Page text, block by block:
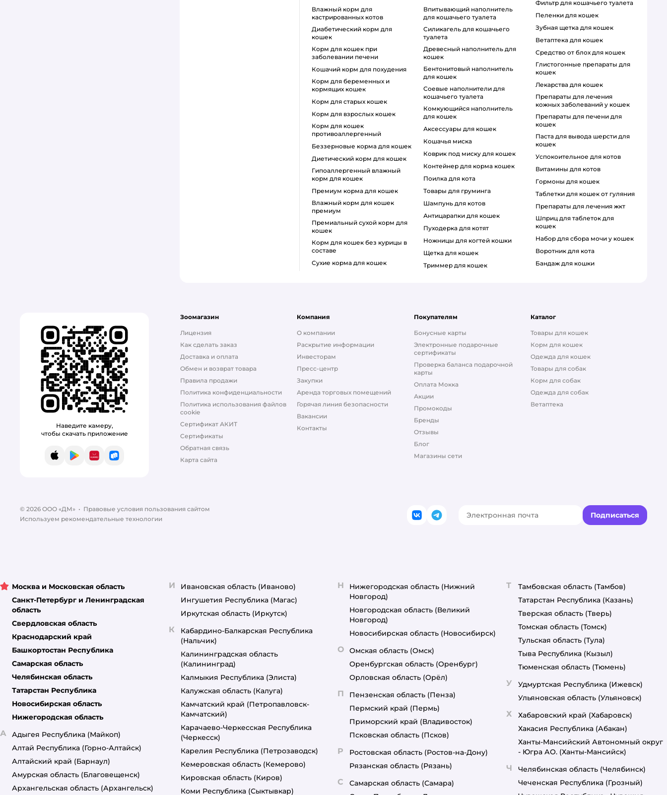
влажный корм для
кастрированных котов
диабетический корм для
кошек
корм для кошек при
заболевании печени
кошачий корм для похудения
корм для беременных и
кормящих кошек
корм для старых кошек
корм для взрослых кошек
корм для кошек
противоаллергенный
беззерновые корма для кошек
диетический корм для кошек
гипоаллергенный влажный
корм для кошек
премиум корма для кошек
влажный корм для кошек
премиум
премиальный сухой корм для
кошек
корм для кошек без курицы в
составе
сухие корма для кошек
впитывающий наполнитель
для кошачьего туалета
силикагель для кошачьего
туалета
древесный наполнитель для
кошек
бентонитовый наполнитель
для кошек
соевые наполнители для
кошачьего туалета
комкующийся наполнитель
для кошек
аксессуары для кошек
кошачья миска
коврик под миску для кошек
контейнер для корма кошек
поилка для кота
товары для груминга
шампунь для котов
антицарапки для кошек
пуходерка для котят
ножницы для когтей кошки
щетка для кошек
триммер для кошек
фильтр для кошачьего туалета
пеленки для кошек
зубная щетка для кошек
ветаптека для кошек
средство от блох для кошек
глистогонные препараты для
кошек
лекарства для кошек
препараты для лечения
кожных заболеваний у кошек
препараты для печени для
кошек
паста для вывода шерсти для
кошек
успокоительное для котов
витамины для котов
гормоны для кошек
таблетки для кошек от гуляния
препараты для лечения жкт
шприц для таблеток для
кошек
набор для сбора мочи у кошек
воротник для кота
бандаж для кошки
Зооник
КОМФИКОТ
Котомото
Котяра
Мурзик
Сибирская кошка
Экософт
Наведите камеру,
чтобы скачать приложение
App StoreGoogle Play
AppGallery
RuStore
Зоомагазин
Лицензия
Как сделать заказ
Доставка и оплата
Обмен и возврат товара
Правила продажи
Политика конфиденциальности
Политика использования файлов
cookie
Сертификат АКИТ
Сертификаты
Обратная связь
Карта сайта
Компания
О компании
Раскрытие информации
Инвесторам
Пресс-центр
Закупки
Аренда торговых помещений
Горячая линия безопасности
Вакансии
Контакты
Покупателям
Бонусные карты
Электронные подарочные
сертификаты
Проверка баланса подарочной
карты
Оплата Мокка
Акции
Промокоды
Бренды
Отзывы
Блог
Магазины сети
Каталог
Товары для кошек
Корм для кошек
Одежда для кошек
Товары для собак
Корм для собак
Одежда для собак
Ветаптека
© 2026 ООО «ДМ» • Правовые условия пользования сайтом
Используем рекомендательные технологии
ВКонтакте
Telegram Подписаться
Москва и Московская область
Санкт-Петербург и Ленинградская
область
Свердловская область
Краснодарский край
Башкортостан Республика
Самарская область
Челябинская область
Татарстан Республика
Новосибирская область
Нижегородская область
А Адыгея Республика (Майкоп)
Алтай Республика (Горно-Алтайск)
Алтайский край (Барнаул)
Амурская область (Благовещенск)
Архангельская область (Архангельск)
И Ивановская область (Иваново)
Ингушетия Республика (Магас)
Иркутская область (Иркутск)
К
Кабардино-Балкарская Республика
(Нальчик)
Калининградская область
(Калининград)
Калмыкия Республика (Элиста)
Калужская область (Калуга)
Камчатский край (Петропавловск-
Камчатский)
Карачаево-Черкесская Республика
(Черкесск)
Карелия Республика (Петрозаводск)
Кемеровская область (Кемерово)
Кировская область (Киров)
Коми Республика (Сыктывкар)
Н Нижегородская область (Нижний
Новгород)
Новгородская область (Великий
Новгород)
Новосибирская область (Новосибирск)
О Омская область (Омск)
Оренбургская область (Оренбург)
Орловская область (Орёл)
П Пензенская область (Пенза)
Пермский край (Пермь)
Приморский край (Владивосток)
Псковская область (Псков)
Р Ростовская область (Ростов-на-Дону)
Рязанская область (Рязань)
С Самарская область (Самара)
Т Тамбовская область (Тамбов)
Татарстан Республика (Казань)
Тверская область (Тверь)
Томская область (Томск)
Тульская область (Тула)
Тыва Республика (Кызыл)
Тюменская область (Тюмень)
У Удмуртская Республика (Ижевск)
Ульяновская область (Ульяновск)
Х Хабаровский край (Хабаровск)
Хакасия Республика (Абакан)
Ханты-Мансийский Автономный округ
- Югра АО. (Ханты-Мансийск)
Ч Челябинская область (Челябинск)
Чеченская Республика (Грозный)